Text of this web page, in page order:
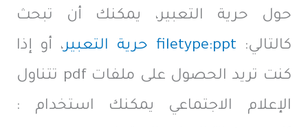
حول حرية التعبير، يمكنك أن تبحث
كالتالي:
، أو إذا
كنت تريد الحصول على ملفات pdf تتناول
الإعلام الاجتماعي يمكنك استخدام :